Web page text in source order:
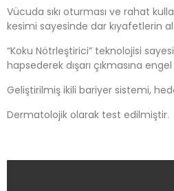
Vücuda sıkı oturması ve rahat
kesimi sayesinde dar kıyafetlerin
“Koku Nötrleştirici” teknolojisi
hapsederek dışarı çıkmasına
Geliştirilmiş ikili bariyer sistemi,
Dermatolojik olarak test edilmiştir.